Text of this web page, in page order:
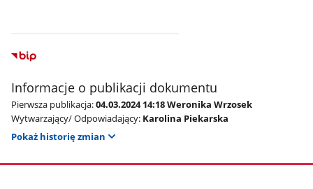
Informacje o publikacji dokumentu
Pierwsza publikacja:04.03.2024 14:18 Weronika Wrzosek
Wytwarzający/ Odpowiadający: Karolina Piekarska
Pokaż historię zmian